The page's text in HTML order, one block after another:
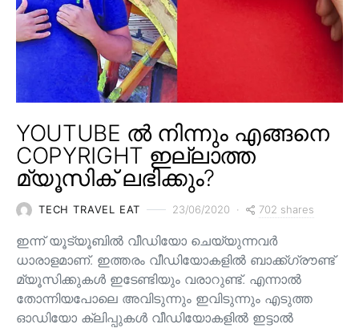
YOUTUBE ൽ നിന്നും എങ്ങനെ
COPYRIGHT ഇല്ലാത്ത
മ്യൂസിക് ലഭിക്കും?
TECH TRAVEL EAT 23/06/2020 702 shares
ഇന്ന് യൂട്യൂബിൽ വീഡിയോ ചെയ്യുന്നവർ
ധാരാളമാണ്. ഇത്തരം വീഡിയോകളിൽ ബാക്ക്ഗ്രൗണ്ട്
മ്യൂസിക്കുകൾ ഇടേണ്ടിയും വരാറുണ്ട്. എന്നാൽ
തോന്നിയപോലെ അവിടുന്നും ഇവിടുന്നും എടുത്ത
ഓഡിയോ ക്ലിപ്പുകൾ വീഡിയോകളിൽ ഇട്ടാൽ